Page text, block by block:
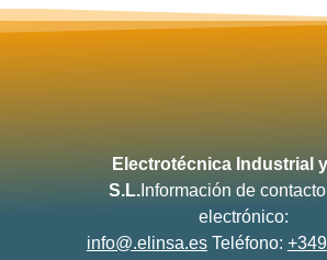
Electrotécnica Industrial
S.L.Información de contacto
electrónico:
info@.elinsa.es Teléfono: